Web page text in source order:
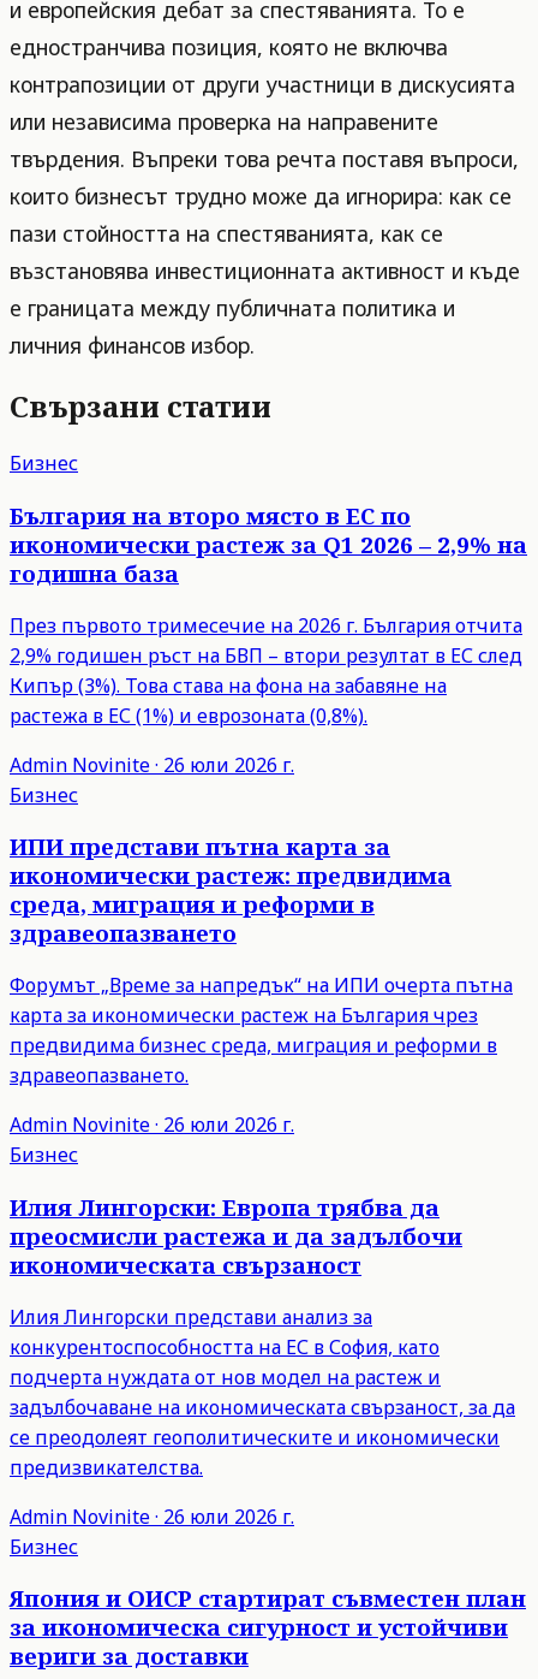
и европейския дебат за спестяванията. То е
едностранчива позиция, която не включва
контрапозиции от други участници в дискусията
или независима проверка на направените
твърдения. Въпреки това речта поставя въпроси,
които бизнесът трудно може да игнорира: как се
пази стойността на спестяванията, как се
възстановява инвестиционната активност и къде
е границата между публичната политика и
личния финансов избор.
Свързани статии
Бизнес
България на второ място в ЕС по
икономически растеж за Q1 2026 – 2,9% на
годишна база
През първото тримесечие на 2026 г. България отчита
2,9% годишен ръст на БВП – втори резултат в ЕС след
Кипър (3%). Това става на фона на забавяне на
растежа в ЕС (1%) и еврозоната (0,8%).
Admin Novinite· 26 юли 2026 г.
Бизнес
ИПИ представи пътна карта за
икономически растеж: предвидима
среда, миграция и реформи в
здравеопазването
Форумът „Време за напредък“ на ИПИ очерта пътна
карта за икономически растеж на България чрез
предвидима бизнес среда, миграция и реформи в
здравеопазването.
Admin Novinite· 26 юли 2026 г.
Бизнес
Илия Лингорски: Европа трябва да
преосмисли растежа и да задълбочи
икономическата свързаност
Илия Лингорски представи анализ за
конкурентоспособността на ЕС в София, като
подчерта нуждата от нов модел на растеж и
задълбочаване на икономическата свързаност, за да
се преодолеят геополитическите и икономически
предизвикателства.
Admin Novinite· 26 юли 2026 г.
Бизнес
Япония и ОИСР стартират съвместен план
за икономическа сигурност и устойчиви
вериги за доставки